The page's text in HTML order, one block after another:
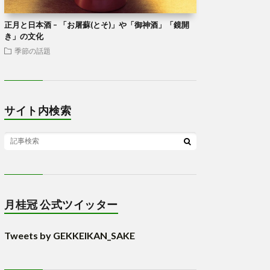
正月と日本酒 – 「お屠蘇(とそ)」や「御神酒」「鏡開
き」の文化
季節の話題
サイト内検索
月桂冠 公式ツイッター
Tweets by GEKKEIKAN_SAKE